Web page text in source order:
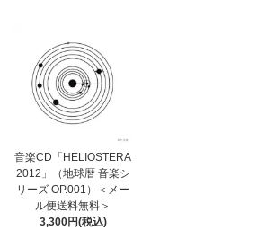
音楽CD「HELIOSTERA
2012」（地球暦 音楽シ
リーズ OP.001）＜メー
ル便送料無料＞
3,300円(税込)